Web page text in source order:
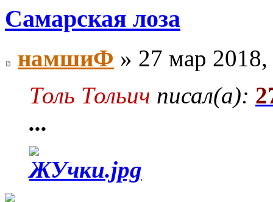
Самарская лоза
намшиФ » 27 мар
Толь Тольич писал(а):
...